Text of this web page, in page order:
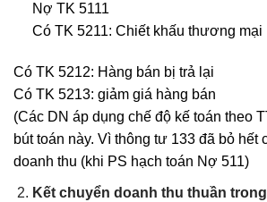
Nợ TK 5111
Có TK 5211: Chiết khấu thương mại
Có TK 5212: Hàng bán bị trả lại
Có TK 5213: giảm giá hàng bán
(Các DN áp dụng chế độ kế toán theo
bút toán này. Vì thông tư 133 đã bỏ hết
doanh thu (khi PS hạch toán Nợ 511)
Kết chuyển doanh thu thuần